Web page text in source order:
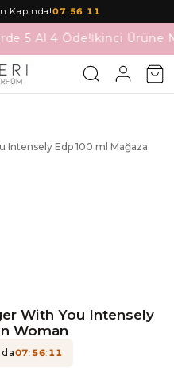
Kapında!07:56:11
5 Al 4 Öde!İkinci Ürüne
Edp 100 ml Mağaza
With You Intensely
Woman
07:56: 11